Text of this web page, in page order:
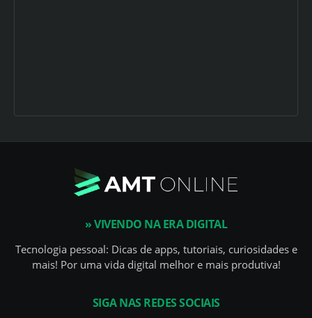
» VIVENDO NA ERA DIGITAL
Tecnologia pessoal: Dicas de apps, tutoriais, curiosidades e
mais! Por uma vida digital melhor e mais produtiva!
SIGA NAS REDES SOCIAIS